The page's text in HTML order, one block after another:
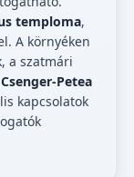
temploma,
A környéken
a szatmári
Csenger-Petea
kapcsolatok